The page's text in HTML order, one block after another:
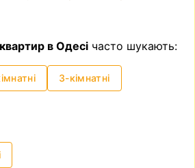
в Одесі часто шукають:
3-кімнатні